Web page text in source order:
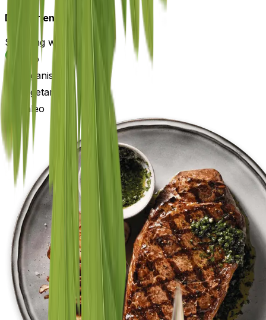
Dieetvriendelijk:
Slimming world
Keto
Veganistisch
Vegetarisch
Paleo